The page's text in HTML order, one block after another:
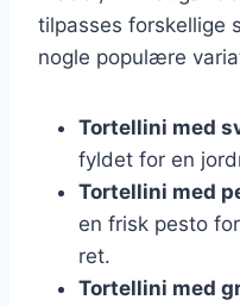
tilpasses forskellige
nogle populære
Tortellini med
fyldet for en
Tortellini med
en frisk pesto
ret.
Tortellini med